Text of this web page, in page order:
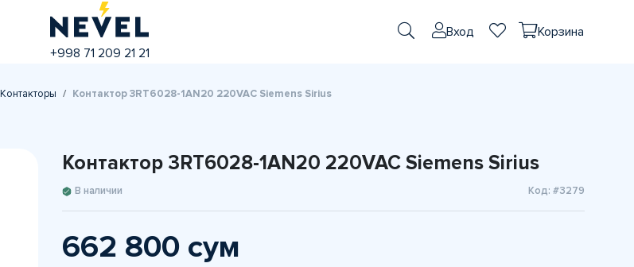
+998 71 209 21 21
Вход Корзина
Контакторы Контактор 3RT6028-1AN20 220VAC Siemens Sirius
Контактор 3RT6028-1AN20 220VAC Siemens Sirius
В наличии Код: #3279
662 800 сум